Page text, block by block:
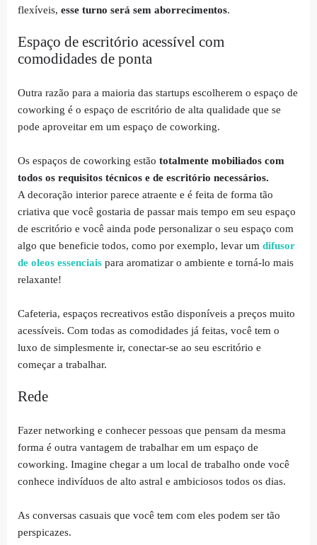
flexíveis, esse turno será sem aborrecimentos.
Espaço de escritório acessível com
comodidades de ponta
Outra razão para a maioria das startups escolherem o espaço de
coworking é o espaço de escritório de alta qualidade que se
pode aproveitar em um espaço de coworking.
Os espaços de coworking estão totalmente mobiliados com
todos os requisitos técnicos e de escritório necessários.
A decoração interior parece atraente e é feita de forma tão
criativa que você gostaria de passar mais tempo em seu espaço
de escritório e você ainda pode personalizar o seu espaço com
algo que beneficie todos, como por exemplo, levar um difusor
de oleos essenciais para aromatizar o ambiente e torná-lo mais
relaxante!
Cafeteria, espaços recreativos estão disponíveis a preços muito
acessíveis. Com todas as comodidades já feitas, você tem o
luxo de simplesmente ir, conectar-se ao seu escritório e
começar a trabalhar.
Rede
Fazer networking e conhecer pessoas que pensam da mesma
forma é outra vantagem de trabalhar em um espaço de
coworking. Imagine chegar a um local de trabalho onde você
conhece indivíduos de alto astral e ambiciosos todos os dias.
As conversas casuais que você tem com eles podem ser tão
perspicazes.